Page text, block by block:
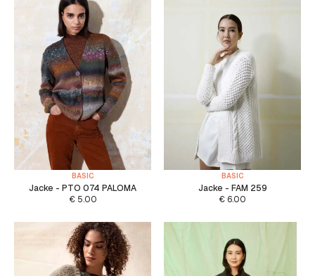
BASIC
Jacke - PTO 074 PALOMA
€5.00
BASIC
Jacke - FAM 259
€ 6.00